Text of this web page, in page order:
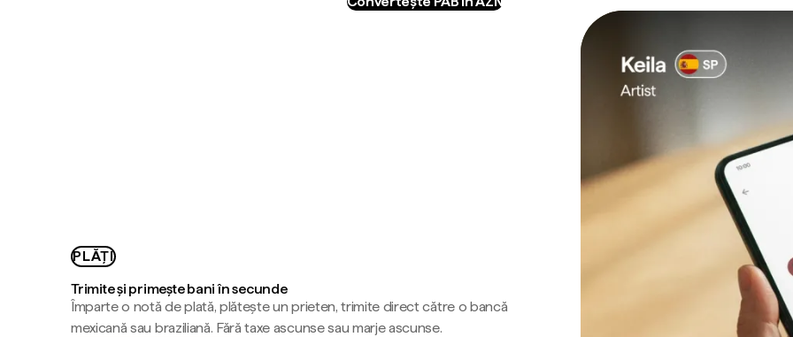
PLĂȚI
Trimite și primește bani în secunde
Împarte o notă de plată, plătește un prieten, trimite direct către o bancă
mexicană sau braziliană. Fără taxe ascunse sau marje ascunse.